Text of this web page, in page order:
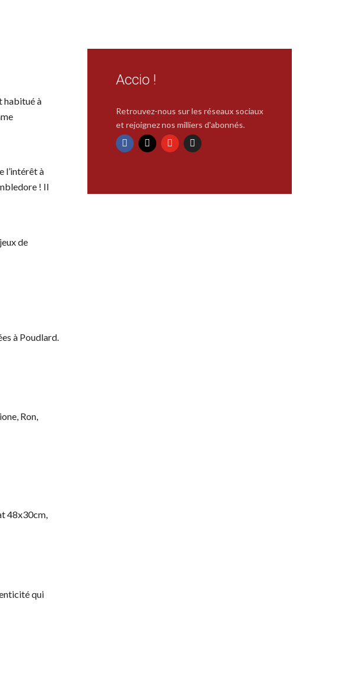
habitué à
l’intérêt à
! Il
de
à Poudlard.
Ron,
48x30cm,
qui
Accio !
Retrouvez-nous sur les réseaux sociaux
et rejoignez nos milliers d'abonnés.